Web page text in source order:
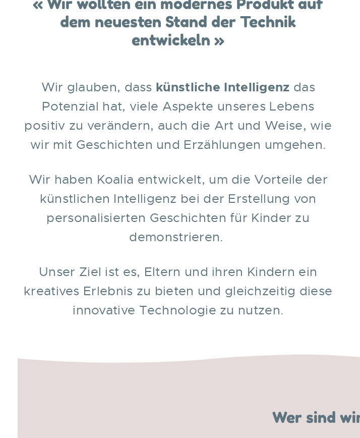
dem neuesten Stand der Technik
entwickeln »
Wir glauben, dass künstliche Intelligenz das
Potenzial hat, viele Aspekte unseres Lebens
positiv zu verändern, auch die Art und Weise, wie
wir mit Geschichten und Erzählungen umgehen.
Wir haben Koalia entwickelt, um die Vorteile der
künstlichen Intelligenz bei der Erstellung von
personalisierten Geschichten für Kinder zu
demonstrieren.
Unser Ziel ist es, Eltern und ihren Kindern ein
kreatives Erlebnis zu bieten und gleichzeitig diese
innovative Technologie zu nutzen.
Wer sind